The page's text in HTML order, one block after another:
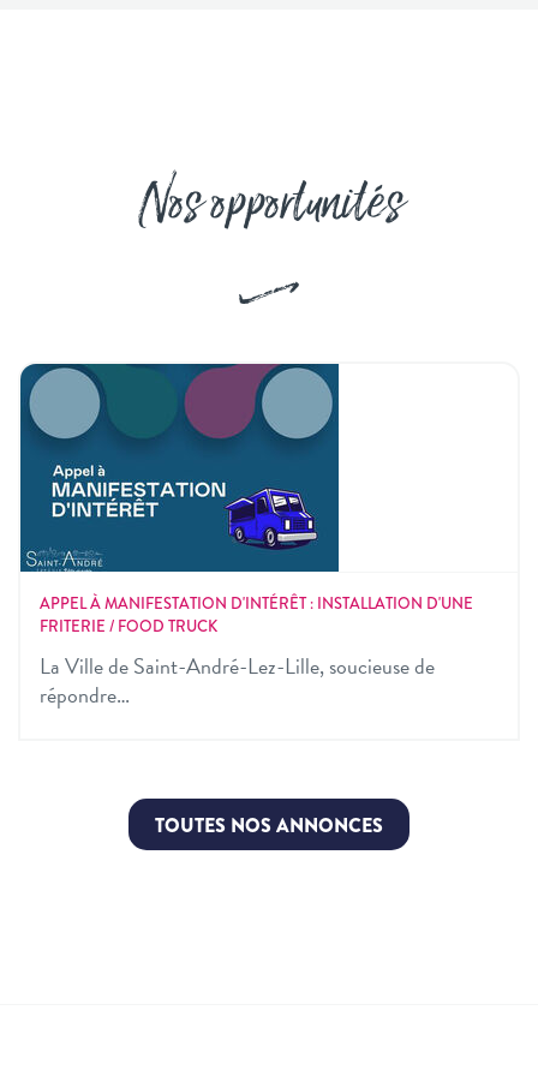
Nos opportunités
APPEL À MANIFESTATION D'INTÉRÊT : INSTALLATION D'UNE
FRITERIE / FOOD TRUCK
La Ville de Saint-André-Lez-Lille, soucieuse de
répondre…
TOUTES NOS ANNONCES